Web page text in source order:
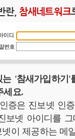
란, 참새네트워크
는 '참새가입하기
세요.
증은 진보넷 인
보넷 아이디를
넷이 제공하는 메